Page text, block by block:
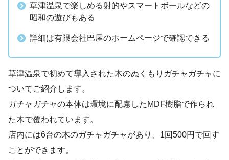
草津温泉で楽しめる射的やスマートボールなどの
昭和の遊びもある
詳細は有限会社巴屋のホームページで確認できる
草津温泉で初めて導入された木のぬくもりガチャガチャに
ついてご紹介します。
ガチャガチャの本体は環境に配慮したMDF樹脂で作られ
た木で覆われています。
店内には6台の木のガチャガチャがあり、1回500円で回す
ことができます。